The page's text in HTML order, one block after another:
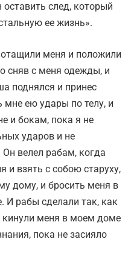
след, который
ее жизнь».
меня и положили
сняв с меня одежды, и
поднялся и принес
мне ею удары по телу, и
и бокам, пока я не
ударов и не
велел рабам, когда
и взять с собою старуху,
дому, и бросить меня в
И рабы сделали так, как
кинули меня в моем доме
пока не засияло